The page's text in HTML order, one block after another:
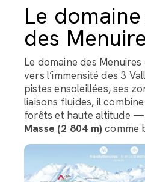
Le
des
Le domaine des Menuires
vers l’immensité des 3
pistes ensoleillées, ses
liaisons fluides, il
forêts et haute altitude —
Masse (2 804 m) comme